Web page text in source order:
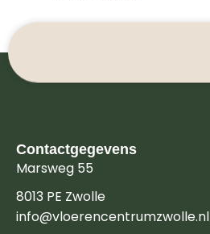
Contactgegevens
Marsweg 55
8013 PE Zwolle
info@vloerencentrumzwolle.nl